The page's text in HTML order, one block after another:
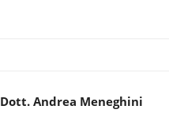
Dott. Andrea Meneghini